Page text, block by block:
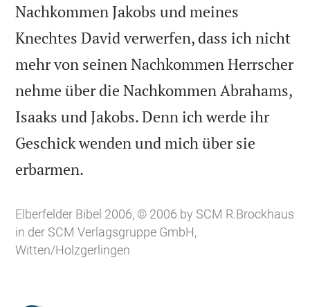
Nachkommen Jakobs und meines
Knechtes David verwerfen, dass ich nicht
mehr von seinen Nachkommen Herrscher
nehme über die Nachkommen Abrahams,
Isaaks und Jakobs. Denn ich werde ihr
Geschick wenden und mich über sie
erbarmen.
Elberfelder Bibel 2006, © 2006 by SCM R.Brockhaus
in der SCM Verlagsgruppe GmbH,
Witten/Holzgerlingen